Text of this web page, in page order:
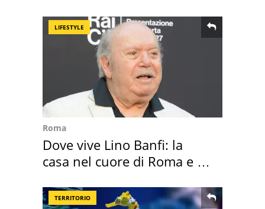
LIFESTYLE
Roma
Dove vive Lino Banfi: la
casa nel cuore di Roma e i
TERRITORIO